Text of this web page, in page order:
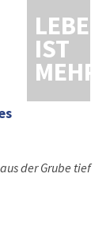
LEBEN
IST
MEHR
der Grube tief